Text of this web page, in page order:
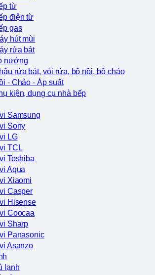
từ
điện từ
gas
hút mùi
rửa bát
nướng
rửa bát, vòi rửa, bộ nồi, bộ chảo
- Chảo - Áp suất
kiện, dụng cụ nhà bếp
Samsung
Sony
LG
TCL
Toshiba
Aqua
Xiaomi
Casper
Hisense
Coocaa
Sharp
Panasonic
Asanzo
lạnh